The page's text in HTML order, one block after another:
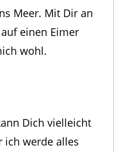
Meer. Mit Dir an
einen Eimer
wohl.
Dich vielleicht
ich werde alles